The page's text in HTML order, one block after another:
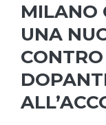
MILANO
UNA